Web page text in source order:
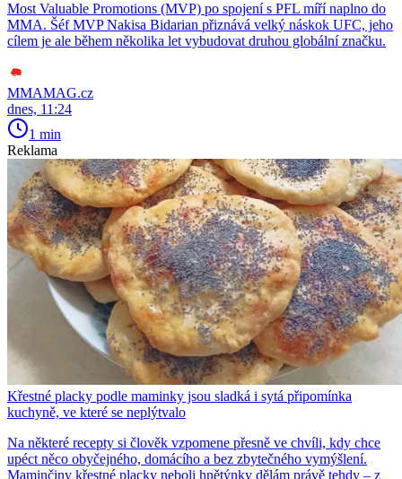
Most Valuable Promotions (MVP) po spojení s PFL míří naplno do
MMA. Šéf MVP Nakisa Bidarian přiznává velký náskok UFC, jeho
cílem je ale během několika let vybudovat druhou globální značku.
MMAMAG.cz
dnes, 11:24
1 min
Reklama
Křestné placky podle maminky jsou sladká i sytá připomínka
kuchyně, ve které se neplýtvalo
Na některé recepty si člověk vzpomene přesně ve chvíli, kdy chce
upéct něco obyčejného, domácího a bez zbytečného vymýšlení.
Maminčiny křestné placky neboli hnětýnky dělám právě tehdy – z